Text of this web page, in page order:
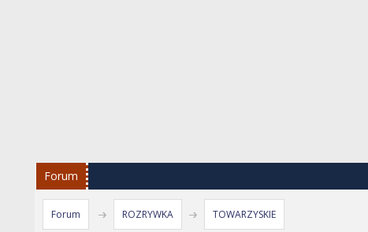
Forum
Forum ROZRYWKA TOWARZYSKIE